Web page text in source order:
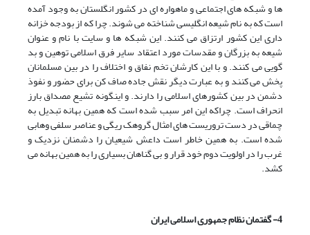
ها و شبکه های اجتماعی و ماهواره ای در کشور انگلستان به وجود آمده
است که به نام شیعه انگلیسی شناخته می شوند. چرا که از بودجه خزانه
داری این کشور ارتزاق می کنند. این شبکه ها و سایت با نام و عنوان
شیعه به بزرگان و مقدسات مورد اعتقاد سایر فرق اسلامی توهین و بد
گویی می کنند. و با این کارشان تخم نفاق و اختلاف را در بین مسلمانان
پخش می کنند و به عبارت دیگر نقش جاده صاف کن برای حضور و نفوذ
دشمن در بین کشورهای اسلامی را دارند. و اینگونه تشیع مصداق بارز
انحراف است. چراکه این امر سبب شده است که همین بهانه تبدیل به
چماقی در دست تروریست های امثال گروهک ریگی و عناصر سلفی وهابی
شده است. به همین خاطر است داعش شیعیان را دشمنان نزدیک و
غرب را در اولویت دوم خود قرار و بی گناهان بسیاری را به همین بهانه می
کشد.
4- گفتمان نظام جمهوری اسلامی ایران